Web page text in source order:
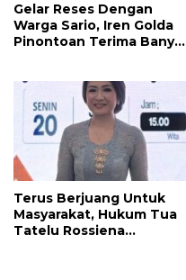
Gelar Reses Dengan
Warga Sario, Iren Golda
Pinontoan Terima Banyak
Terus Berjuang Untuk
Masyarakat, Hukum Tua
Tatelu Rossiena